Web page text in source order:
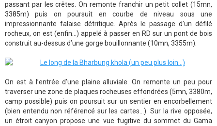
passant par les crêtes. On remonte franchir un petit collet (15mn,
3385m) puis on poursuit en courbe de niveau sous une
impressionnante falaise détritique. Après le passage d’un défilé
rocheux, on est (enfin…) appelé à passer en RD sur un pont de bois
construit au-dessus d’une gorge bouillonnante (10mn, 3355m).
On est à l’entrée d’une plaine alluviale. On remonte un peu pour
traverser une zone de plaques rocheuses effondrées (5mn, 3380m,
camp possible) puis on poursuit sur un sentier en encorbellement
(bien entendu non référencé sur les cartes…). Sur la rive opposée,
un étroit canyon propose une vue fugitive du sommet du Gama